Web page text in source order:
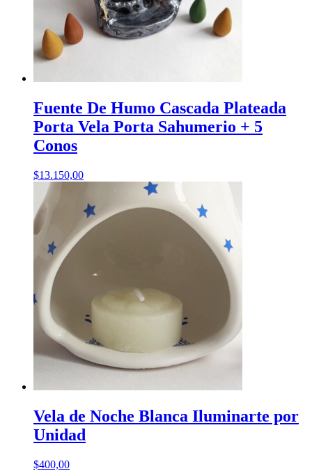
Fuente De Humo Cascada Plateada
Porta Vela Porta Sahumerio + 5
Conos
$13.150,00
Vela de Noche Blanca Iluminarte por
Unidad
$400,00